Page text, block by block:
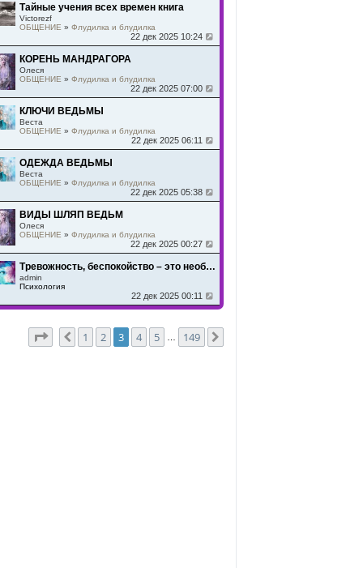
Тайные учения всех времен книга
Victorezf
ОБЩЕНИЕ » Флудилка и блудилка
22 дек 2025 10:24
КОРЕНЬ МАНДРАГОРА
Олеся
ОБЩЕНИЕ » Флудилка и блудилка
22 дек 2025 07:00
КЛЮЧИ ВЕДЬМЫ
Веста
ОБЩЕНИЕ » Флудилка и блудилка
22 дек 2025 06:11
ОДЕЖДА ВЕДЬМЫ
Веста
ОБЩЕНИЕ » Флудилка и блудилка
22 дек 2025 05:38
ВИДЫ ШЛЯП ВЕДЬМ
Олеся
ОБЩЕНИЕ » Флудилка и блудилка
22 дек 2025 00:27
Тревожность, беспокойство – это необоснованное забегание вперед
admin
Психология
22 дек 2025 00:11
Страница 3из149
Пред.
1 2 3 4 5 149